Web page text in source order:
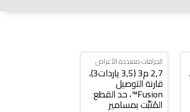
الجرافات متعددة الأغراض
2,7 م3 (3,5 ياردات3)،
قارنة التوصيل
Fusion™، حد القطع
المُثبَّت بمسامير